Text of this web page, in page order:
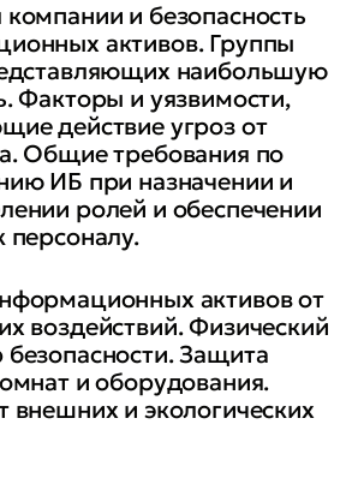
и безопасность
активов. Группы
наибольшую
Факторы и уязвимости,
действие угроз от
Общие требования по
ИБ при назначении и
ролей и обеспечении
персоналу.
активов от
воздействий. Физический
Защита
и оборудования.
внешних и экологических